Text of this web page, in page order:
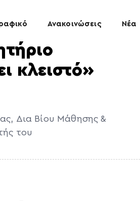
Ανακοινώσεις Νέα
κλειστό»
Δια Βίου Μάθησης &
του